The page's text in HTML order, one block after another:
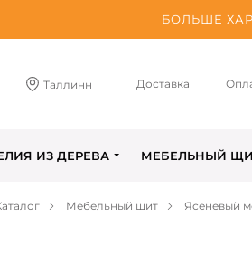
БОЛЬШЕ
Таллинн Доставка
ИЗ ДЕРЕВА МЕБЕЛЬНЫЙ
Мебельный щит Ясеневый